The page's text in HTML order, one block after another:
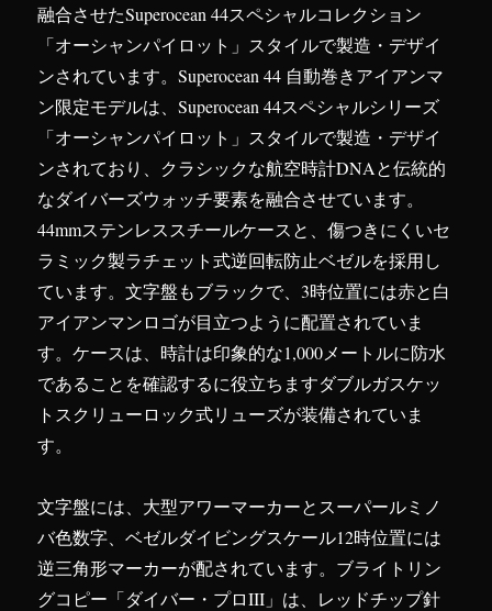
融合させたSuperocean 44スペシャルコレクション
「オーシャンパイロット」スタイルで製造・デザイ
ンされています。Superocean 44 自動巻きアイアンマ
ン限定モデルは、Superocean 44スペシャルシリーズ
「オーシャンパイロット」スタイルで製造・デザイ
ンされており、クラシックな航空時計DNAと伝統的
なダイバーズウォッチ要素を融合させています。
44mmステンレススチールケースと、傷つきにくいセ
ラミック製ラチェット式逆回転防止ベゼルを採用し
ています。文字盤もブラックで、3時位置には赤と白
アイアンマンロゴが目立つように配置されていま
す。ケースは、時計は印象的な1,000メートルに防水
であることを確認するに役立ちますダブルガスケッ
トスクリューロック式リューズが装備されていま
す。
文字盤には、大型アワーマーカーとスーパールミノ
バ色数字、ベゼルダイビングスケール12時位置には
逆三角形マーカーが配されています。ブライトリン
グコピー「ダイバー・プロIII」は、レッドチップ針